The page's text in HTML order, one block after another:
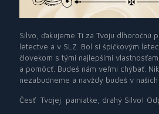
Silvo, ďakujeme Ti za Tvoju dlhoročnú
letectve a v SLZ. Bol si špičkovým
človekom s tými najlepšími
a pomôcť. Budeš nám veľmi chýbať.
nezabudneme a navždy budeš v
Česť Tvojej pamiatke, drahý Silvo!